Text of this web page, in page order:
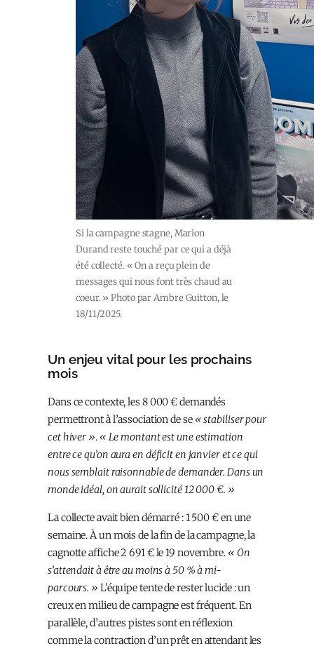
Si la campagne stagne, Marion
Durand reste touché par ce qui a déjà
été collecté. « On a reçu plein de
messages qui nous font très chaud au
coeur. » Photo par Ambre Guitton, le
18/11/2025.
Un enjeu vital pour les prochains
mois
Dans ce contexte, les 8 000 € demandés
permettront à l’association de se« stabiliser pour
cet hiver ».« Le montant est une estimation
entre ce qu’on aura en déficit en janvier et ce qui
nous semblait raisonnable de demander. Dans un
monde idéal, on aurait sollicité 12 000 €. »
La collecte avait bien démarré : 1 500 € en une
semaine. À un mois de la fin de la campagne, la
cagnotte affiche 2 691 € le 19 novembre.« On
s’attendait à être au moins à 50 % à mi-
parcours. » L’équipe tente de rester lucide : un
creux en milieu de campagne est fréquent. En
parallèle, d’autres pistes sont en réflexion
comme la contraction d’un prêt en attendant les